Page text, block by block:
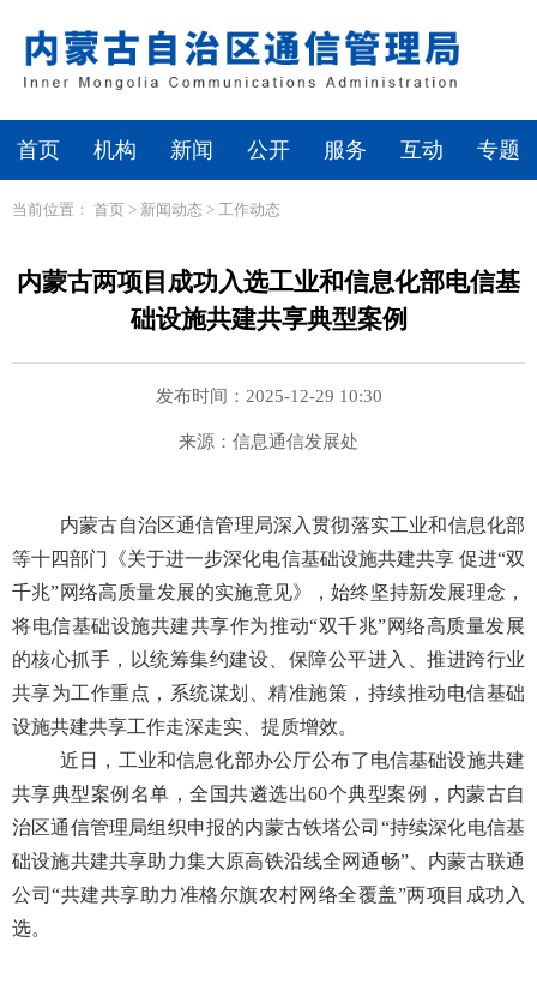
首页 机构 新闻 公开 服务 互动 专题
当前位置： 首页 > 新闻动态 > 工作动态
内蒙古两项目成功入选工业和信息化部电信基
础设施共建共享典型案例
发布时间：2025-12-29 10:30
来源：信息通信发展处
内蒙古自治区通信管理局深入贯彻落实工业和信息化部
等十四部门
《关于进一步深化电信基础设施共建共享 促进“双
千兆”网络高质量发展的实施意见》，始终坚持新发展理念，
将电信基础设施共建共享作为推动“双千兆”网络高质量发展
的核心抓手，以统筹集约建设、保障公平进入、推进跨行业
共享为工作重点，系统谋划、精准施策，持续推动电信基础
设施共建共享工作走深走实、提质增效。
近日，工业和信息化部办公厅公布了电信基础设施共建
共享典型案例名单，全国共遴选出60个典型案例， 内蒙古自
治区通信管理局组织申报的内蒙古铁塔公司 “持续深化电信基
础设施共建共享助力集大原高铁沿线全网通畅”、 内蒙古联通
公司“共建共享助力准格尔旗农村网络全覆盖”两项目成功入
选。